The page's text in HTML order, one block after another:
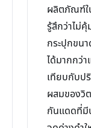
ผลิตภัณฑ์ใ
รู้สึกว่าไม่
กระปุกขน
ได้มากกว่
เทียบกับป
ผสมของวิ
กันแดดที่มี